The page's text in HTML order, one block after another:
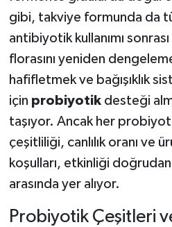
gibi, takviye formunda da
antibiyotik kullanımı
florasını yeniden
hafifletmek ve bağışıklık
için probiyotikdesteği
taşıyor. Ancak her
çeşitliliği, canlılık oranı ve
koşulları, etkinliği
arasında yer alıyor.
Probiyotik Çeşitleri